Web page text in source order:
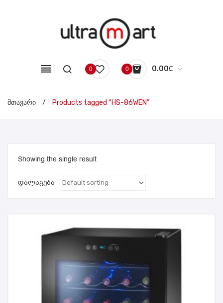
0 0 0.00₾
No products in the cart.
მთავარი / Products tagged “HS-86WEN”
Showing the single result
დალაგება